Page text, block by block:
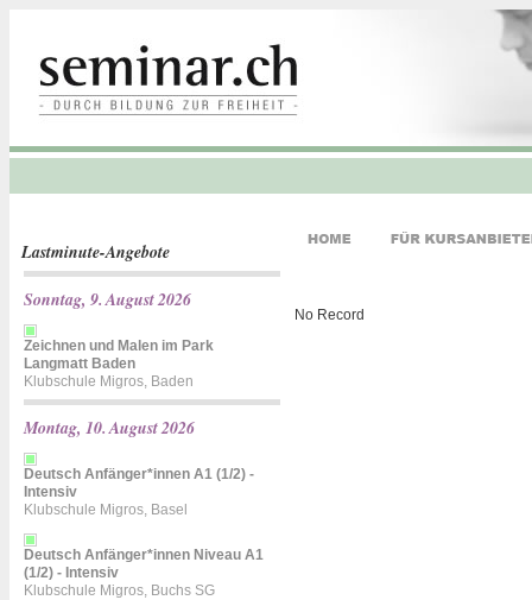
Lastminute-Angebote
Sonntag, 9. August 2026
Zeichnen und Malen im Park
Langmatt Baden
Klubschule Migros, Baden
Montag, 10. August 2026
Deutsch Anfänger*innen A1 (1/2) -
Intensiv
Klubschule Migros, Basel
Deutsch Anfänger*innen Niveau A1
(1/2) - Intensiv
Klubschule Migros, Buchs SG
No Record